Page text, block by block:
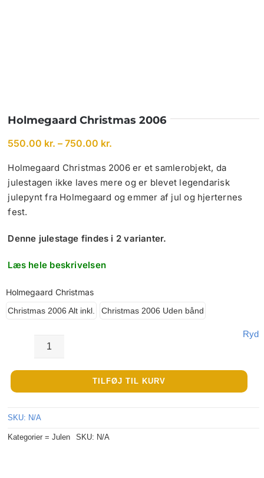
Holmegaard Christmas 2006
550.00 kr. – 750.00 kr.
til
750.00 kr.
Holmegaard Christmas 2006 er et samlerobjekt, da
julestagen ikke laves mere og er blevet legendarisk
julepynt fra Holmegaard og emmer af jul og hjerternes
fest.
Denne julestage findes i 2 varianter.
Læs hele beskrivelsen
Holmegaard Christmas
Christmas 2006 Alt inkl. Christmas 2006 Uden bånd
Ryd
Christmas
TILFØJ TIL KURV
SKU: N/A
Kategorier =Julen SKU: N/A